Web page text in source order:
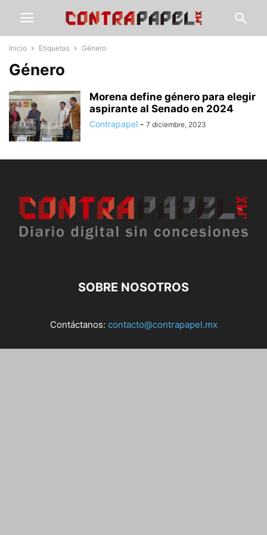
Inicio Etiquetas Género
Género
Morena define género para elegir
aspirante al Senado en 2024
Contrapapel - 7 diciembre, 2023
SOBRE NOSOTROS
Contáctanos: contacto@contrapapel.mx